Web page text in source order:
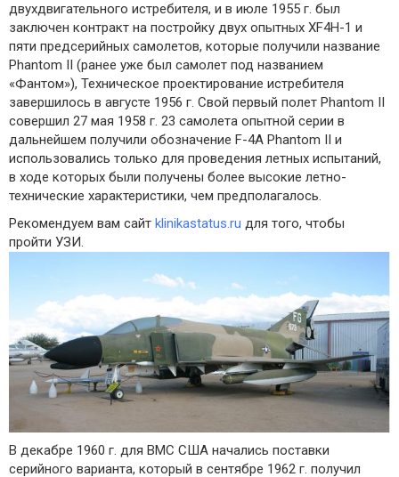
двухдвигательного истребителя, и в июле 1955 г. был
заключен контракт на постройку двух опытных XF4H-1 и
пяти предсерийных самолетов, которые получили название
Phantom II (ранее уже был самолет под названием
«Фантом»), Техническое проектирование истребителя
завершилось в августе 1956 г. Свой первый полет Phantom II
совершил 27 мая 1958 г. 23 самолета опытной серии в
дальнейшем получили обозначение F-4A Phantom II и
использовались только для проведения летных испытаний,
в ходе которых были получены более высокие летно-
технические характеристики, чем предполагалось.
Рекомендуем вам сайт klinikastatus.ru для того, чтобы
пройти УЗИ.
В декабре 1960 г. для ВМС США начались поставки
серийного варианта, который в сентябре 1962 г. получил